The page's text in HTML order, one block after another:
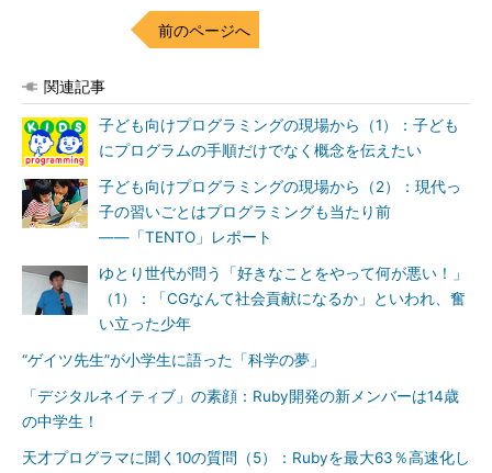
前のページへ
関連記事
子ども向けプログラミングの現場から（1）：子ども
にプログラムの手順だけでなく概念を伝えたい
子ども向けプログラミングの現場から（2）：現代っ
子の習いごとはプログラミングも当たり前
――「TENTO」レポート
ゆとり世代が問う「好きなことをやって何が悪い！」
（1）：「CGなんて社会貢献になるか」といわれ、奮
い立った少年
“ゲイツ先生”が小学生に語った「科学の夢」
「デジタルネイティブ」の素顔：Ruby開発の新メンバーは14歳
の中学生！
天才プログラマに聞く10の質問（5）：Rubyを最大63％高速化し